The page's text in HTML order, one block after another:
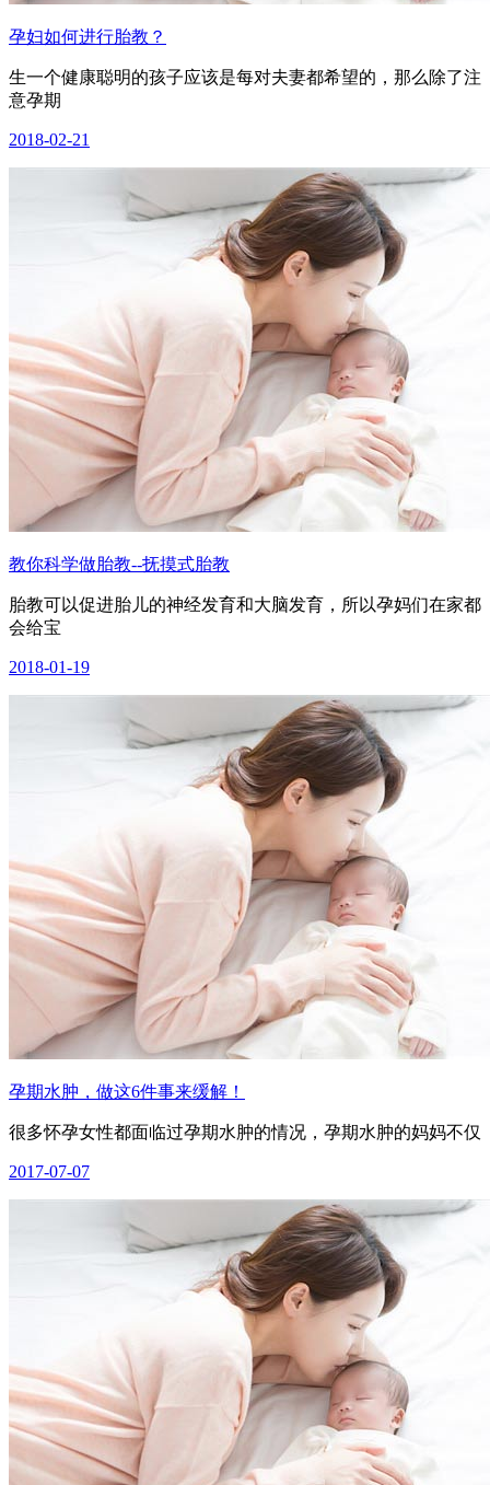
孕妇如何进行胎教？
生一个健康聪明的孩子应该是每对夫妻都希望的，那么除了注
意孕期
2018-02-21
教你科学做胎教--抚摸式胎教
胎教可以促进胎儿的神经发育和大脑发育，所以孕妈们在家都
会给宝
2018-01-19
孕期水肿，做这6件事来缓解！
很多怀孕女性都面临过孕期水肿的情况，孕期水肿的妈妈不仅
2017-07-07